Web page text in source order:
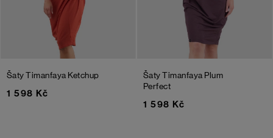
Šaty Timanfaya Ketchup
1 598 Kč
Šaty Timanfaya Plum
Perfect
1 598 Kč